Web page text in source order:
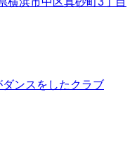
ンスをしたクラブ